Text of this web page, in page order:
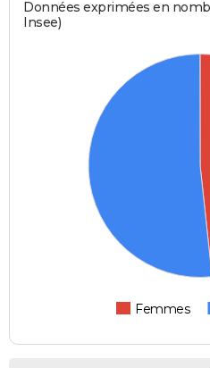
Données exprimées en
Insee)
Femmes